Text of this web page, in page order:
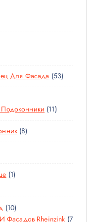
Для Фасада 535
3
В
Р
111
1
О
А
В
88
Т
В
О
11
О
В
А
101
0
Фасадов Rheinzink 7